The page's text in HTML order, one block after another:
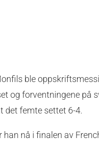
ble
og forventningene på
det femte settet 6-4.
nå i finalen av